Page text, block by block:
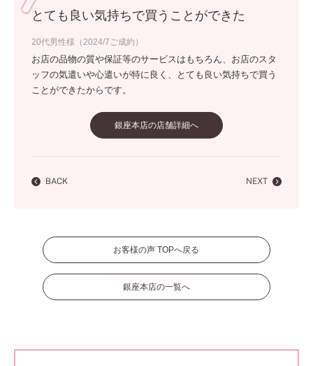
とても良い気持ちで買うことができた
20代男性様（2024/7ご成約）
お店の品物の質や保証等のサービスはもちろん、お店のスタ
ッフの気遣いや心遣いが特に良く、とても良い気持ちで買う
ことができたからです。
銀座本店の店舗詳細へ
BACK NEXT
お客様の声 TOPへ戻る
銀座本店の一覧へ